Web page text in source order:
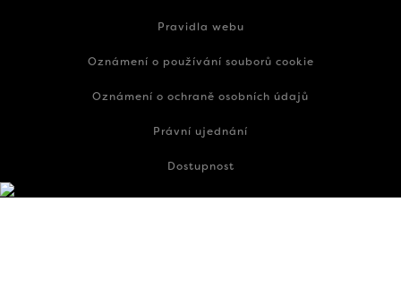
Pravidla webu
Oznámení o používání souborů cookie
Oznámení o ochraně osobních údajů
Právní ujednání
Dostupnost